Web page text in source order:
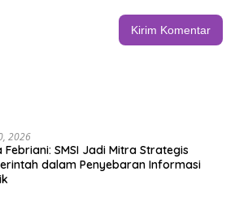
2026
Febriani: SMSI Jadi Mitra Strategis
dalam Penyebaran Informasi